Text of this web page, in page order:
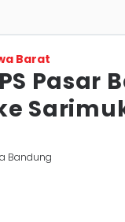
Barat
Pasar
Bandung